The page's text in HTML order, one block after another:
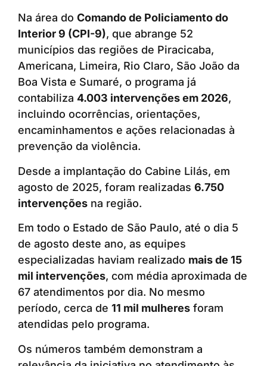
Na área do Comando de Policiamento do
Interior 9 (CPI-9), que abrange 52
municípios das regiões de Piracicaba,
Americana, Limeira, Rio Claro, São João da
Boa Vista e Sumaré, o programa já
contabiliza 4.003 intervenções em 2026,
incluindo ocorrências, orientações,
encaminhamentos e ações relacionadas à
prevenção da violência.
Desde a implantação do Cabine Lilás, em
agosto de 2025, foram realizadas 6.750
intervenções na região.
Em todo o Estado de São Paulo, até o dia 5
de agosto deste ano, as equipes
especializadas haviam realizado mais de 15
mil intervenções, com média aproximada de
67 atendimentos por dia. No mesmo
período, cerca de 11 mil mulheres foram
atendidas pelo programa.
Os números também demonstram a